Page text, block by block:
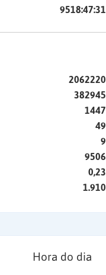
9518:47:31
2062220
382945
1447
49
9
9506
0,23
1.910
Hora do dia